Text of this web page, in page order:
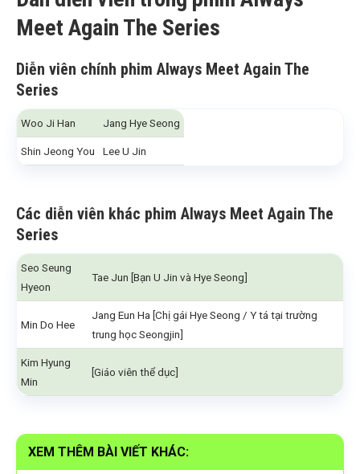
Meet Again The Series
Diễn viên chính phim Always Meet Again The
Series
Woo Ji Han Jang Hye Seong
Shin Jeong You Lee U Jin
Các diễn viên khác phim Always Meet Again The
Series
Seo Seung
Hyeon
Tae Jun [Bạn U Jin và Hye Seong]
Min Do Hee
Jang Eun Ha [Chị gái Hye Seong / Y tá tại trường
trung học Seongjin]
Kim Hyung
Min
[Giáo viên thể dục]
XEM THÊM BÀI VIẾT KHÁC: